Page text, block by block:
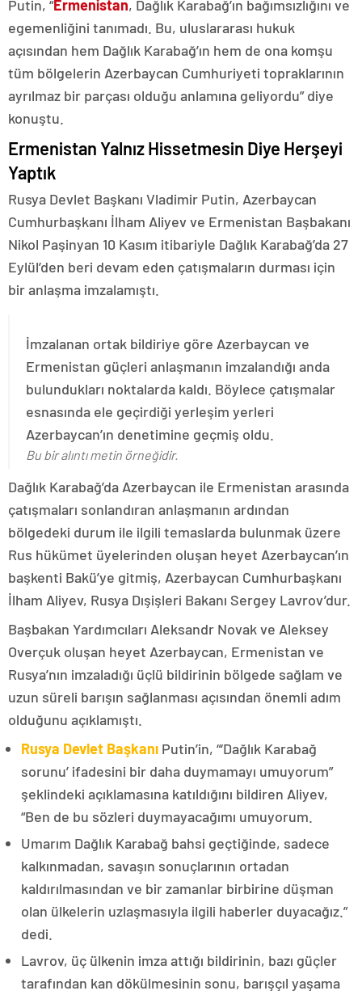
Putin, “Ermenistan, Dağlık Karabağ’ın bağımsızlığını ve
egemenliğini tanımadı. Bu, uluslararası hukuk
açısından hem Dağlık Karabağ’ın hem de ona komşu
tüm bölgelerin Azerbaycan Cumhuriyeti topraklarının
ayrılmaz bir parçası olduğu anlamına geliyordu” diye
konuştu.
Ermenistan Yalnız Hissetmesin Diye Herşeyi
Yaptık
Rusya Devlet Başkanı Vladimir Putin, Azerbaycan
Cumhurbaşkanı İlham Aliyev ve Ermenistan Başbakanı
Nikol Paşinyan 10 Kasım itibariyle Dağlık Karabağ’da 27
Eylül’den beri devam eden çatışmaların durması için
bir anlaşma imzalamıştı.
İmzalanan ortak bildiriye göre Azerbaycan ve
Ermenistan güçleri anlaşmanın imzalandığı anda
bulundukları noktalarda kaldı. Böylece çatışmalar
esnasında ele geçirdiği yerleşim yerleri
Azerbaycan’ın denetimine geçmiş oldu.
Bu bir alıntı metin örneğidir.
Dağlık Karabağ’da Azerbaycan ile Ermenistan arasında
çatışmaları sonlandıran anlaşmanın ardından
bölgedeki durum ile ilgili temaslarda bulunmak üzere
Rus hükümet üyelerinden oluşan heyet Azerbaycan’ın
başkenti Bakü’ye gitmiş, Azerbaycan Cumhurbaşkanı
İlham Aliyev, Rusya Dışişleri Bakanı Sergey Lavrov’dur.
Başbakan Yardımcıları Aleksandr Novak ve Aleksey
Overçuk oluşan heyet Azerbaycan, Ermenistan ve
Rusya’nın imzaladığı üçlü bildirinin bölgede sağlam ve
uzun süreli barışın sağlanması açısından önemli adım
olduğunu açıklamıştı.
Rusya Devlet Başkanı Putin’in, “‘Dağlık Karabağ
sorunu’ ifadesini bir daha duymamayı umuyorum”
şeklindeki açıklamasına katıldığını bildiren Aliyev,
“Ben de bu sözleri duymayacağımı umuyorum.
Umarım Dağlık Karabağ bahsi geçtiğinde, sadece
kalkınmadan, savaşın sonuçlarının ortadan
kaldırılmasından ve bir zamanlar birbirine düşman
olan ülkelerin uzlaşmasıyla ilgili haberler duyacağız.”
dedi.
Lavrov, üç ülkenin imza attığı bildirinin, bazı güçler
tarafından kan dökülmesinin sonu, barışçıl yaşama